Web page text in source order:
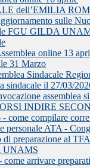
dell’EMILIA
sulle
FGU GILDA
online 13
31 Marzo
Sindacale
sindacale il 27/03/
assemblea
INDIRE
come compilare
personale ATA -
preparazione al
UNAMS
arrivare